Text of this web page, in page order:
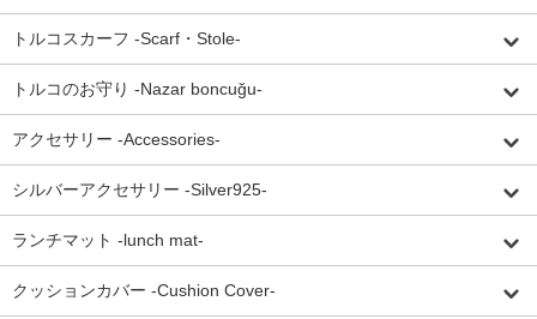
トルコスカーフ -Scarf・Stole-
トルコのお守り -Nazar boncuğu-
アクセサリー -Accessories-
シルバーアクセサリー -Silver925-
ランチマット -lunch mat-
クッションカバー -Cushion Cover-